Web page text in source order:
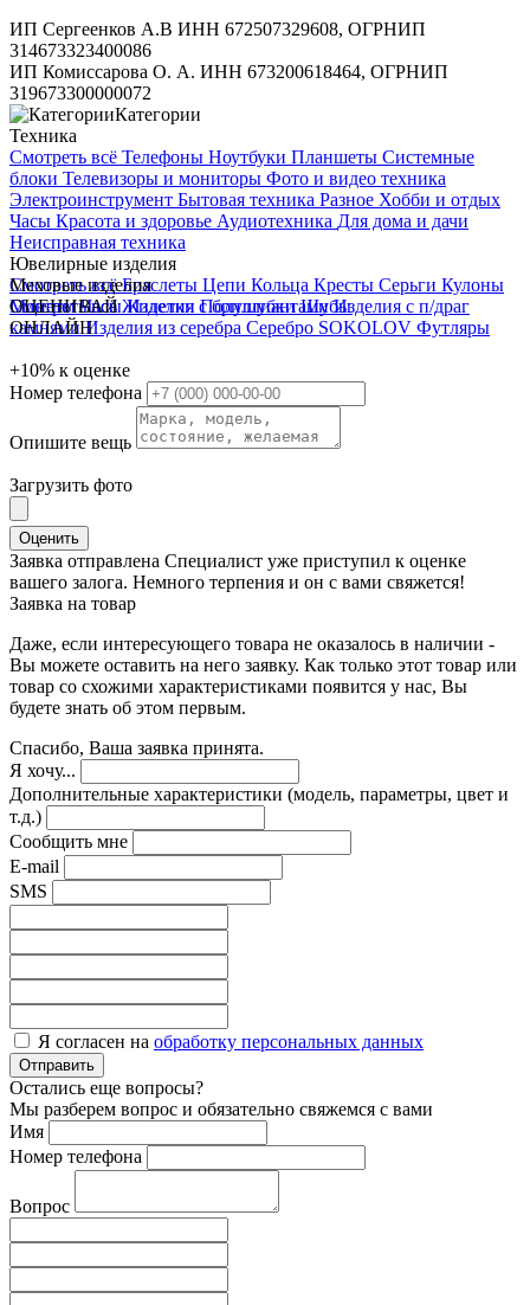
ИП Сергеенков А.В ИНН 672507329608, ОГРНИП
314673323400086
ИП Комиссарова О. А. ИНН 673200618464, ОГРНИП
319673300000072
Категории
Техника
Смотреть всё Телефоны Ноутбуки Планшеты Системные
блоки Телевизоры и мониторы Фото и видео техника
Электроинструмент Бытовая техника Разное Хобби и отдых
Часы Красота и здоровье Аудиотехника Для дома и дачи
Неисправная техника
Ювелирные изделия
Смотреть всёБраслеты Цепи Кольца Кресты Серьги Кулоны
МонетыЧасыИзделия с бриллиантамиИзделия с п/драг
камнямиИзделия из серебра Серебро SOKOLOV Футляры
Меховые изделия
Смотреть всёЖилеткиПолушубкиШубы
ОЦЕНИВАЙ
ОНЛАЙН
+10% к оценке
Номер телефона
Опишите вещь
Загрузить фото
Оценить
Заявка отправлена Специалист уже приступил к оценке
вашего залога. Немного терпения и он с вами свяжется!
Заявка на товар
Даже, если интересующего товара не оказалось в наличии -
Вы можете оставить на него заявку. Как только этот товар или
товар со схожими характеристиками появится у нас, Вы
будете знать об этом первым.
Спасибо, Ваша заявка принята.
Я хочу...
Дополнительные характеристики (модель, параметры, цвет и
т.д.)
Сообщить мне
E-mail
SMS
Я согласен на обработку персональных данных
Отправить
Остались еще вопросы?
Мы разберем вопрос и обязательно свяжемся с вами
Имя
Номер телефона
Вопрос